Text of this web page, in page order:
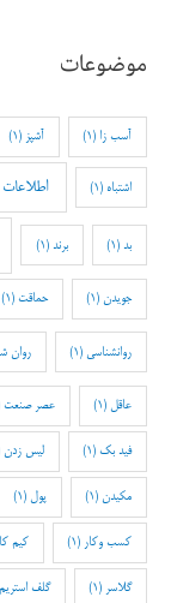
موضوعات
آسب زا (1) آشپز (1)
اشتباه (1) اطلاعات
بد(1) برند (1)
جویدن (1) حماقت (1)
روانشناسی (1) روان
عاقل (1) عصر صنعت
فید بک(1) لیس زدن
مکیدن (1) پول (1)
کسب وکار (1) کیم
گلاسر (1) گلف استریم